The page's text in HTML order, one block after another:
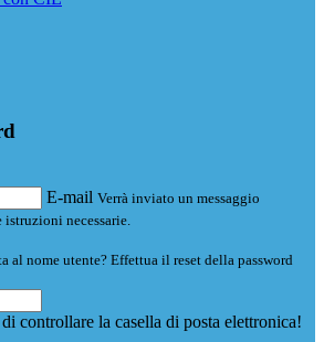
E-mail Verrà inviato un messaggio
necessarie.
al nome utente? Effettua il reset della password
controllare la casella di posta elettronica!